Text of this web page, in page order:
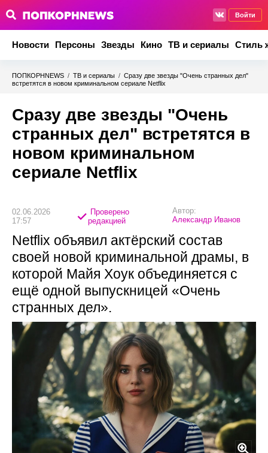
Войти
Новости Персоны Звезды Кино ТВ и сериалы Стиль
ПОПКОРНNEWS / ТВ и сериалы / Сразу две звезды "Очень странных дел"
встретятся в новом криминальном сериале Netflix
Сразу две звезды "Очень
странных дел" встретятся в
новом криминальном
сериале Netflix
02.06.2026
17:57
Проверено
редакцией
Автор:
Александр Иванов
Netflix объявил актёрский состав
своей новой криминальной драмы, в
которой Майя Хоук объединяется с
ещё одной выпускницей «Очень
странных дел».